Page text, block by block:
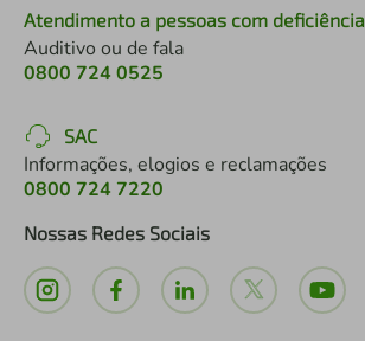
Atendimento a pessoas com deficiência
Auditivo ou de fala
0800 724 0525
SAC
Informações, elogios e reclamações
0800 724 7220
Nossas Redes Sociais